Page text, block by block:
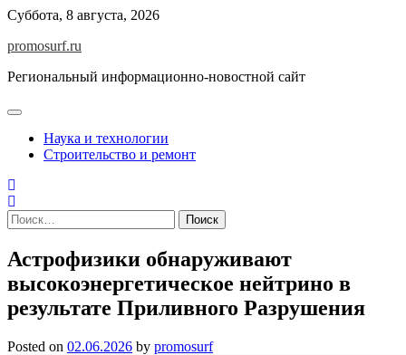
Skip
content
Суббота, 8 августа, 2026
promosurf.ru
Региональный информационно-новостной сайт
Наука и технологии
Строительство и ремонт
Найти:
Астрофизики обнаруживают
высокоэнергетическое нейтрино в
результате Приливного Разрушения
Posted on 02.06.2026 by promosurf